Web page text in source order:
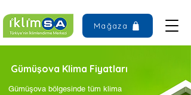
Mağaza
Gümüşova Klima Fiyatları
Gümüşova bölgesinde tüm klima